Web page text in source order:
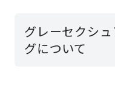
グレーセクシ
グについて